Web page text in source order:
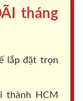
tháng
lắp đặt trọn
thành HCM